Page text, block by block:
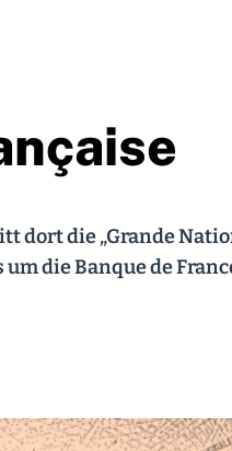
dort die „Grande
die Banque de